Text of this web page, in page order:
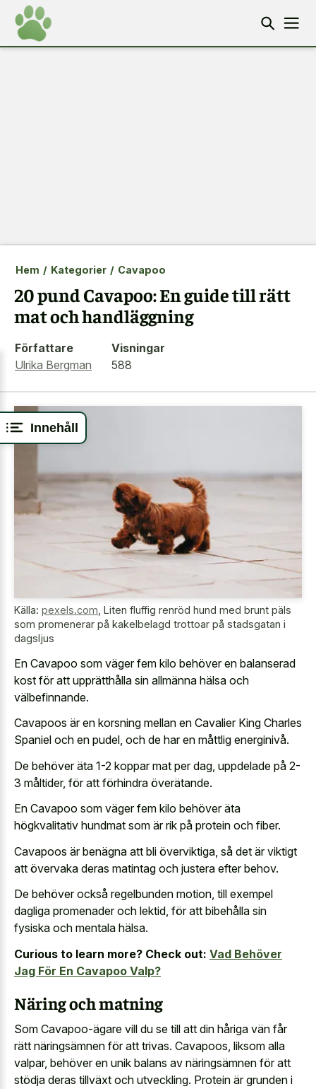
Innehåll
Hem / Kategorier / Cavapoo
20 pund Cavapoo: En guide till rätt
mat och handläggning
Författare
Ulrika Bergman
Visningar
588
Källa: pexels.com Liten fluffig renröd hund med brunt päls
som promenerar på kakelbelagd trottoar på stadsgatan i
dagsljus
En Cavapoo som väger fem kilo behöver en balanserad
kost för att upprätthålla sin allmänna hälsa och
välbefinnande.
Cavapoos är en korsning mellan en Cavalier King Charles
Spaniel och en pudel, och de har en måttlig energinivå.
De behöver äta 1-2 koppar mat per dag, uppdelade på 2-
3 måltider, för att förhindra överätande.
En Cavapoo som väger fem kilo behöver äta
högkvalitativ hundmat som är rik på protein och fiber.
Cavapoos är benägna att bli överviktiga, så det är viktigt
att övervaka deras matintag och justera efter behov.
De behöver också regelbunden motion, till exempel
dagliga promenader och lektid, för att bibehålla sin
fysiska och mentala hälsa.
Curious to learn more? Check out: Vad Behöver
Jag För En Cavapoo Valp?
Näring och matning
Som Cavapoo-ägare vill du se till att din håriga vän får
rätt näringsämnen för att trivas. Cavapoos, liksom alla
valpar, behöver en unik balans av näringsämnen för att
stödja deras tillväxt och utveckling. Protein är grunden i